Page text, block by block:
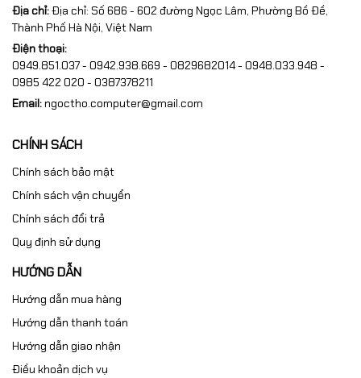
Địa chỉ:Địa chỉ: Số 686 - 602 đường Ngọc Lâm, Phường Bồ Đề,
Thành Phố Hà Nội, Việt Nam
Điện thoại:
0949.851.037 - 0942.938.669 - 0829682014 - 0948.033.948 -
0985 422 020 - 0387378211
Email:ngoctho.computer@gmail.com
CHÍNH SÁCH
Chính sách bảo mật
Chính sách vận chuyển
Chính sách đổi trả
Quy định sử dụng
HƯỚNG DẪN
Hướng dẫn mua hàng
Hướng dẫn thanh toán
Hướng dẫn giao nhận
Điều khoản dịch vụ